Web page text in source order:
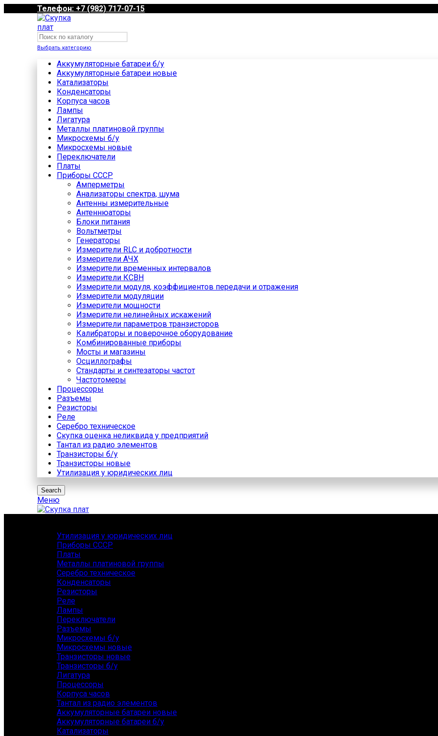
Телефон: +7 (982) 717-07-15
Выбрать категорию
Аккумуляторные батареи б/у
Аккумуляторные батареи новые
Катализаторы
Конденсаторы
Корпуса часов
Лампы
Лигатура
Металлы платиновой группы
Микросхемы б/у
Микросхемы новые
Переключатели
Платы
Приборы СССР
Амперметры
Анализаторы спектра, шума
Антенны измерительные
Антеннюаторы
Блоки питания
Вольтметры
Генераторы
Измерители RLC и добротности
Измерители АЧХ
Измерители временных интервалов
Измерители КСВН
Измерители модуля, коэффициентов передачи и отражения
Измерители модуляции
Измерители мощности
Измерители нелинейных искажений
Измерители параметров транзисторов
Калибраторы и поверочное оборудование
Комбинированные приборы
Мосты и магазины
Осциллографы
Стандарты и синтезаторы частот
Частотомеры
Процессоры
Разъемы
Резисторы
Реле
Серебро техническое
Скупка оценка неликвида у предприятий
Тантал из радио элементов
Транзисторы б/у
Транзисторы новые
Утилизация у юридических лиц
Search
Меню
Утилизация у юридических лиц
Приборы СССР
Платы
Металлы платиновой группы
Серебро техническое
Конденсаторы
Резисторы
Реле
Лампы
Переключатели
Разъемы
Микросхемы б/у
Микросхемы новые
Транзисторы новые
Транзисторы б/у
Лигатура
Процессоры
Корпуса часов
Тантал из радио элементов
Аккумуляторные батареи новые
Аккумуляторные батареи б/у
Катализаторы